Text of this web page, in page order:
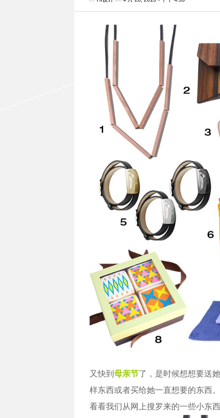
又快到 母亲节了，是时候想想要送
样东西或者买给她一直想要的东西
看看我们从网上搜罗来的一些小东